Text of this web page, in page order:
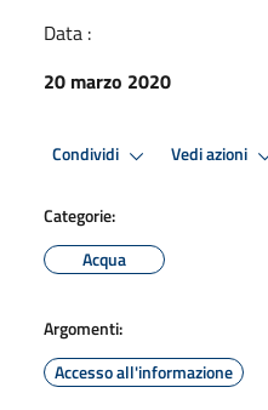
Data :
20 marzo 2020
Condividi Vedi azioni
Categorie:
Acqua
Argomenti:
Accesso all'informazione